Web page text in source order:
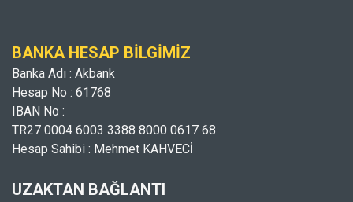
BANKA HESAP BILGIMIZ
Banka Adı : Akbank
Hesap No : 61768
IBAN No :
TR27 0004 6003 3388 8000 0617 68
Hesap Sahibi : Mehmet KAHVECİ
UZAKTAN BAĞLANTI